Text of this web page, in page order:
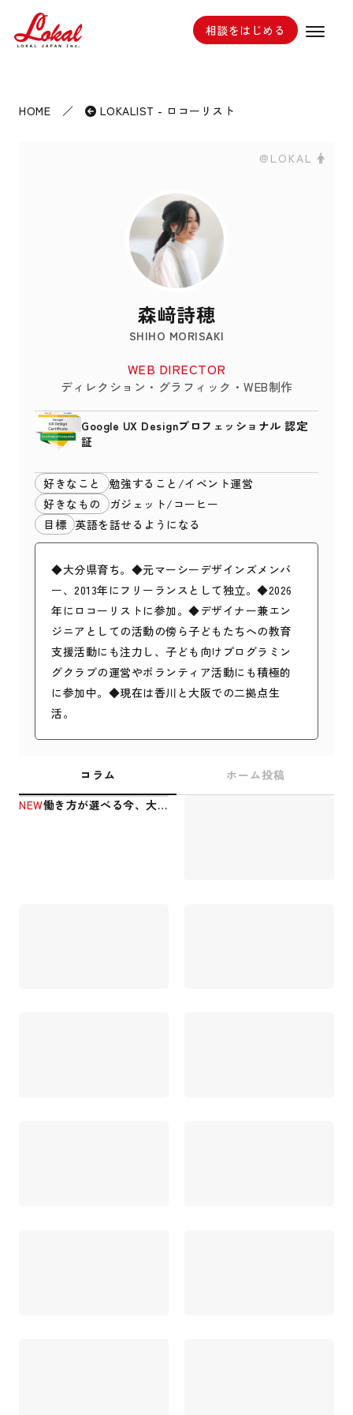
相談をはじめる
HOME ／ LOKALIST - ロコーリスト
@LOKAL
森﨑詩穂
SHIHO MORISAKI
WEB DIRECTOR
ディレクション・グラフィック・WEB制作
Google UX Designプロフェッショナル 認定
証
好きなこと
勉強すること/イベント運営
好きなもの
ガジェット/コーヒー
目標 英語を話せるようになる
◆大分県育ち。◆元マーシーデザインズメンバ
ー、2013年にフリーランスとして独立。◆2026
年にロコーリストに参加。◆デザイナー兼エン
ジニアとしての活動の傍ら子どもたちへの教育
支援活動にも注力し、子ども向けプログラミン
グクラブの運営やボランティア活動にも積極的
に参加中。◆現在は香川と大阪での二拠点生
活。
コラム
ホーム投稿
NEW働き方が選べる今、大切